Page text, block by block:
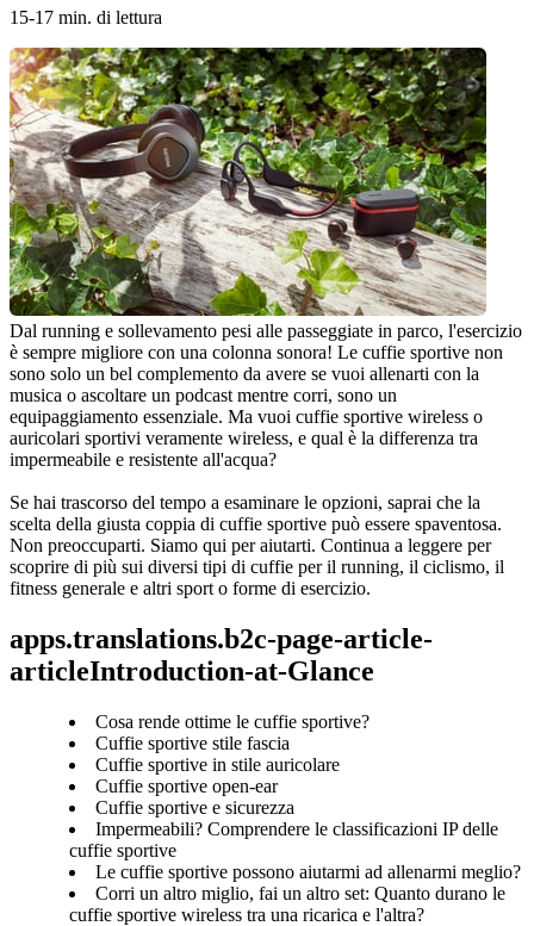
15-17 min. di lettura
Dal running e sollevamento pesi alle passeggiate in parco, l'esercizio
è sempre migliore con una colonna sonora! Le cuffie sportive non
sono solo un bel complemento da avere se vuoi allenarti con la
musica o ascoltare un podcast mentre corri, sono un
equipaggiamento essenziale. Ma vuoi cuffie sportive wireless o
auricolari sportivi veramente wireless, e qual è la differenza tra
impermeabile e resistente all'acqua?
Se hai trascorso del tempo a esaminare le opzioni, saprai che la
scelta della giusta coppia di cuffie sportive può essere spaventosa.
Non preoccuparti. Siamo qui per aiutarti. Continua a leggere per
scoprire di più sui diversi tipi di cuffie per il running, il ciclismo, il
fitness generale e altri sport o forme di esercizio.
apps.translations.b2c-page-article-
articleIntroduction-at-Glance
Cosa rende ottime le cuffie sportive?
Cuffie sportive stile fascia
Cuffie sportive in stile auricolare
Cuffie sportive open-ear
Cuffie sportive e sicurezza
Impermeabili? Comprendere le classificazioni IP delle
cuffie sportive
Le cuffie sportive possono aiutarmi ad allenarmi meglio?
Corri un altro miglio, fai un altro set: Quanto durano le
cuffie sportive wireless tra una ricarica e l'altra?